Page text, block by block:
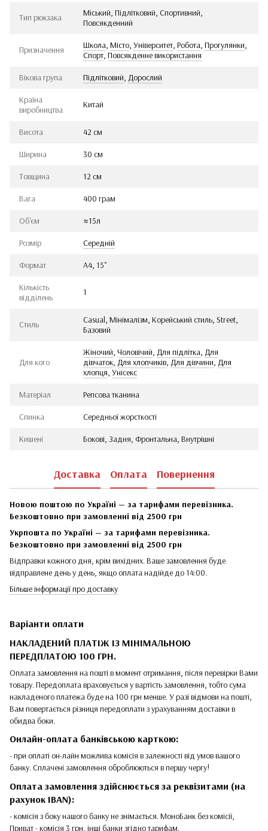
Тип рюкзака
Міський, Підлітковий, Спортивний,
Повсякденний
Призначення Школа, Місто, Університет, Робота, Прогулянки,
Спорт, Повсякденне використання
Вікова група Підлітковий, Дорослий
Країна
виробництва
Китай
Висота 42 см
Ширина 30 см
Товщина 12 см
Вага 400 грам
Об'єм ≈15л
Розмір Середній
Формат А4, 15"
Кількість
відділень
1
Стиль
Casual, Мінімалізм, Корейський стиль, Street,
Базовий
Для кого
Жіночий, Чоловічий, Для підлітка, Для
дівчаток, Для хлопчиків, Для дівчини, Для
хлопця, Унісекс
Матеріал Репсова тканина
Спинка Середньої жорсткості
Кишені Бокові, Задня, Фронтальна, Внутрішні
Доставка Оплата Повернення
Новою поштою по Україні — за тарифами перевізника.
Безкоштовно при замовленні від 2500 грн
Укрпошта по Україні — за тарифами перевізника.
Безкоштовно при замовленні від 2500 грн
Відправки кожного дня, крім вихідних. Ваше замовлення буде
відправлене день у день, якщо оплата надійде до 14:00.
Більше інформації про доставку
Варіанти оплати
НАКЛАДЕНИЙ ПЛАТІЖ ІЗ МІНІМАЛЬНОЮ
ПЕРЕДПЛАТОЮ 100 ГРН.
Оплата замовлення на пошті в момент отримання, після перевірки Вами
товару. Передоплата враховується у вартість замовлення, тобто сума
накладеного платежа буде на 100 грн менше. У разі відмови на пошті,
Вам повертається різниця передоплати з урахуванням доставки в
обидва боки.
Онлайн-оплата банківською карткою:
- при оплаті он-лайн можлива комісія в залежності від умов вашого
банку. Сплачені замовлення оброблюються в першу чергу!
Оплата замовлення здійснюється за реквізитами (на
рахунок IBAN):
- комісія з боку нашого банку не знімається. МоноБанк без комісії,
Приват - комісія 3 грн, інші банки згідно тарифам.